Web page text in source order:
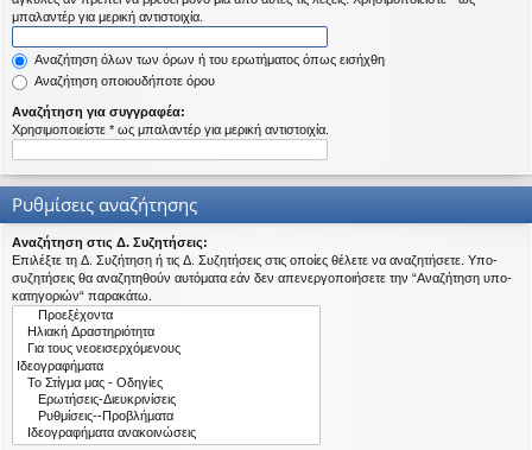
εις
μπαλαντέρ για μερική αντιστοιχία.
Αναζήτηση όλων των όρων ή του ερωτήματος όπως εισήχθη
Αναζήτηση οποιουδήποτε όρου
Αναζήτηση για συγγραφέα:
Χρησιμοποιείστε * ως μπαλαντέρ για μερική αντιστοιχία.
Ρυθμίσεις αναζήτησης
Αναζήτηση στις Δ. Συζητήσεις:
Επιλέξτε τη Δ. Συζήτηση ή τις Δ. Συζητήσεις στις οποίες θέλετε να αναζητήσετε. Υπο-
συζητήσεις θα αναζητηθούν αυτόματα εάν δεν απενεργοποιήσετε την “Αναζήτηση υπο-
κατηγοριών“ παρακάτω.